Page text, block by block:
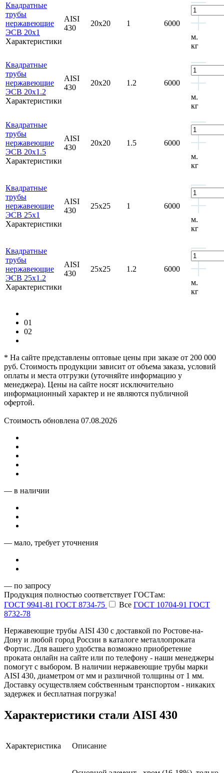
Квадратные
трубы
нержавеющие
ЭСВ 20x1
Характеристики
AISI
430
20x20 1
6000
м.
кг
Квадратные
трубы
нержавеющие
ЭСВ 20x1.2
Характеристики
AISI
430
20x20 1.2
6000
м.
кг
Квадратные
трубы
нержавеющие
ЭСВ 20x1.5
Характеристики
AISI
430
20x20 1.5
6000
м.
кг
Квадратные
трубы
нержавеющие
ЭСВ 25x1
Характеристики
AISI
430
25x25 1
6000
м.
кг
Квадратные
трубы
нержавеющие
ЭСВ 25x1.2
Характеристики
AISI
430
25x25 1.2
6000
м.
кг
01
02
* На сайте представлены оптовые цены при заказе от 200 000
руб. Стоимость продукции зависит от объема заказа, условий
оплаты и места отгрузки (уточняйте информацию у
менеджера). Цены на сайте носят исключительно
информационный характер и не являются публичной
офертой.
Стоимость обновлена 07.08.2026
— в наличии
— мало, требует уточнения
— по запросу
Продукция полностью соответствует ГОСТам:
ГОСТ 9941-81 ГОСТ 8734-75 Все ГОСТ 10704-91 ГОСТ
8732-78
Нержавеющие трубы AISI 430 с доставкой по Ростове-на-
Дону и любой город России в каталоге металлопроката
Фортис. Для вашего удобства возможно приобретение
проката онлайн на сайте или по телефону - наши менеджеры
помогут с выбором. В наличии нержавеющие трубы марки
AISI 430, диаметром от мм и различной толщины от 1 мм.
Доставку осуществляем собственным транспортом - никаких
задержек и бесплатная погрузка!
Характеристики стали AISI 430
Характеристика Описание